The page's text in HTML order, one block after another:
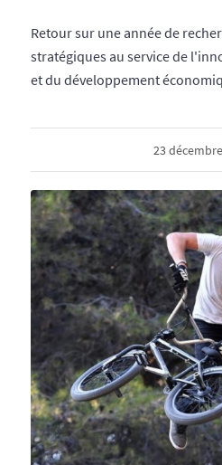
Retour sur une année de
stratégiques au service de
et du développement
23